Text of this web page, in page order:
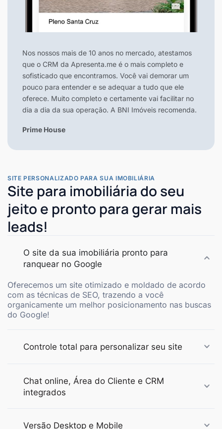
SITE PERSONALIZADO PARA SUA IMOBILIÁRIA
Site para imobiliária do seu
jeito e pronto para gerar mais
leads!
O site da sua imobiliária pronto para
ranquear no Google
Oferecemos um site otimizado e moldado de acordo
com as técnicas de SEO, trazendo a você
organicamente um melhor posicionamento nas buscas
do Google!
Controle total para personalizar seu site
Chat online, Área do Cliente e CRM
integrados
Versão Desktop e Mobile
Nos nossos mais de 10 anos no mercado, atestamos
que o CRM da Apresenta.me é o mais completo e
sofisticado que encontramos. Você vai demorar um
pouco para entender e se adequar a tudo que ele
oferece. Muito completo e certamente vai facilitar no
dia a dia da sua operação. A BNI Imóveis recomenda.
Prime House